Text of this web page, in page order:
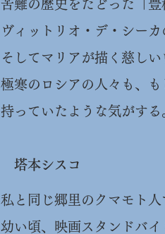
苦難の歴史をたどった「豊
ヴィットリオ・デ・シー
そしてマリアが描く慈し
極寒のロシアの人々も、
持っていたような気がする
塔本シスコ
私と同じ郷里のクマモト人
幼い頃、映画スタンドバ